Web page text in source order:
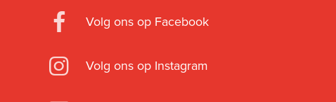
Volg ons op Facebook
Volg ons op Instagram